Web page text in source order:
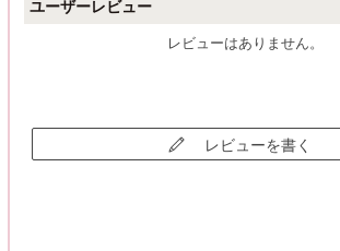
ユーザーレビュー
レビューはありません。
レビューを書く